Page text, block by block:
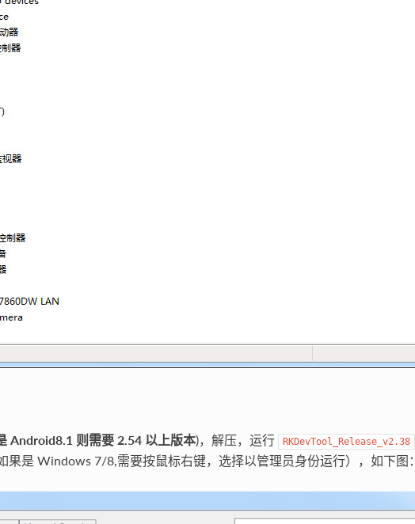
Android8.1 则需要 2.54 以上版本)，解压，运行 RKDevTool_Release_v2.38
果是 Windows 7/8,需要按鼠标右键，选择以管理员身份运行），如下图：